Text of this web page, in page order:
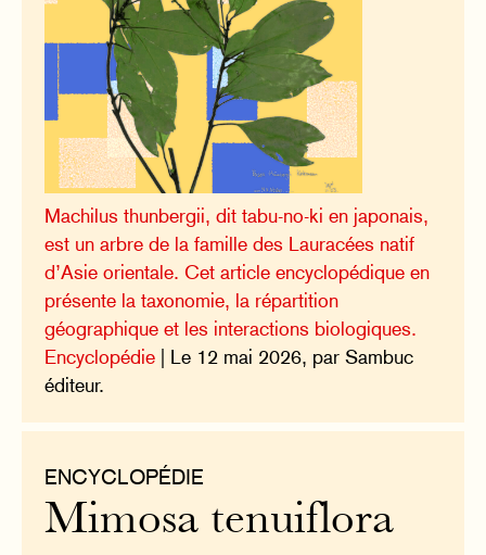
Machilus thunbergii, dit tabu-no-ki en japonais,
est un arbre de la famille des Lauracées natif
d’Asie orientale. Cet article encyclopédique en
présente la taxonomie, la répartition
géographique et les interactions biologiques.
Encyclopédie | Le 12 mai 2026, par Sambuc
éditeur.
ENCYCLOPÉDIE
Mimosa tenuiflora